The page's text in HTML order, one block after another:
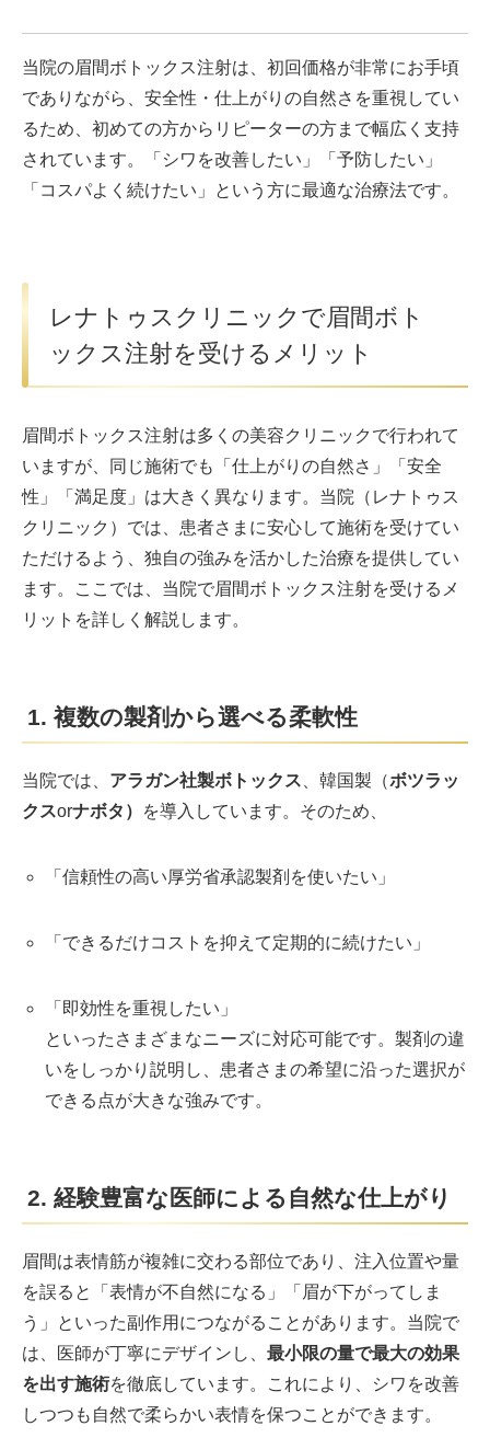
当院の眉間ボトックス注射は、初回価格が非常にお手頃
でありながら、安全性・仕上がりの自然さを重視してい
るため、初めての方からリピーターの方まで幅広く支持
されています。「シワを改善したい」「予防したい」
「コスパよく続けたい」という方に最適な治療法です。
レナトゥスクリニックで眉間ボト
ックス注射を受けるメリット
眉間ボトックス注射は多くの美容クリニックで行われて
いますが、同じ施術でも「仕上がりの自然さ」「安全
性」「満足度」は大きく異なります。当院（レナトゥス
クリニック）では、患者さまに安心して施術を受けてい
ただけるよう、独自の強みを活かした治療を提供してい
ます。ここでは、当院で眉間ボトックス注射を受けるメ
リットを詳しく解説します。
1. 複数の製剤から選べる柔軟性
当院では、 アラガン社製ボトックス 、韓国製（ボツラッ
クスorナボタ） を導入しています。そのため、
「信頼性の高い厚労省承認製剤を使いたい」
「できるだけコストを抑えて定期的に続けたい」
「即効性を重視したい」
といったさまざまなニーズに対応可能です。製剤の違
いをしっかり説明し、患者さまの希望に沿った選択が
できる点が大きな強みです。
2. 経験豊富な医師による自然な仕上がり
眉間は表情筋が複雑に交わる部位であり、注入位置や量
を誤ると「表情が不自然になる」「眉が下がってしま
う」といった副作用につながることがあります。当院で
は、医師が丁寧にデザインし、 最小限の量で最大の効果
を出す施術を徹底しています。これにより、シワを改善
しつつも自然で柔らかい表情を保つことができます。